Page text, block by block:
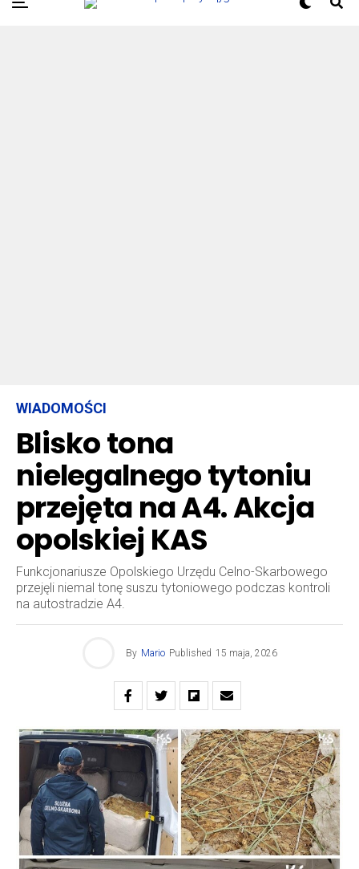
WIADOMOŚCI
Blisko tona
nielegalnego tytoniu
przejęta na A4. Akcja
opolskiej KAS
Funkcjonariusze Opolskiego Urzędu Celno-Skarbowego
przejęli niemal tonę suszu tytoniowego podczas kontroli
na autostradzie A4.
By Mario Published 15 maja, 2026